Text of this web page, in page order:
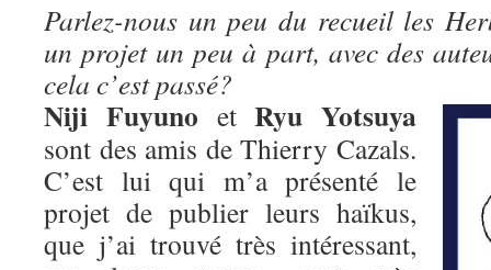
Parlez-nous un peu du recueil les
un projet un peu à part, avec des
cela c’est passé?
Niji Fuyuno etRyu Yotsuya
sont des amis de Thierry Cazals.
C’est lui qui m’a présenté le
projet de publier leurs haïkus,
que j’ai trouvé très intéressant,